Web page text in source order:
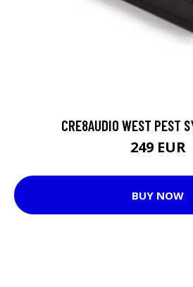
CRE8AUDIO WEST PEST
249 EUR
BUY NOW